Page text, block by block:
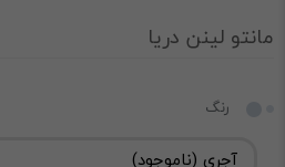
مانتو لینن دریا
رنگ